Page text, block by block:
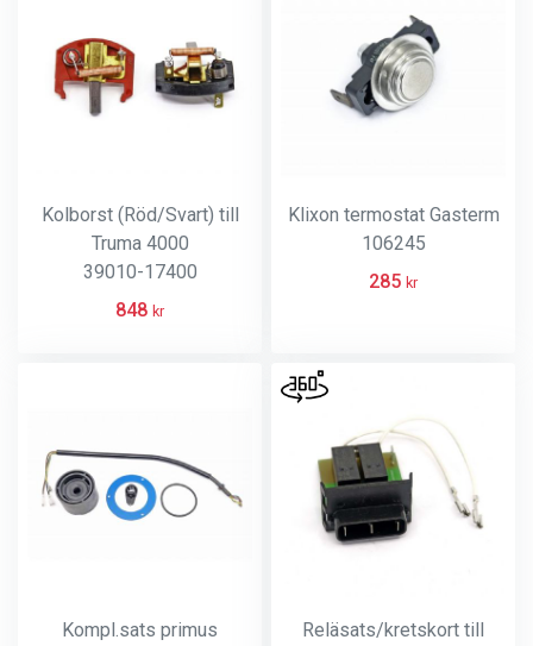
Kolborst (Röd/Svart) till
Truma 4000
39010-17400
848 kr
Klixon termostat Gasterm
106245
285 kr
Kompl.sats primus
Reläsats/kretskort till